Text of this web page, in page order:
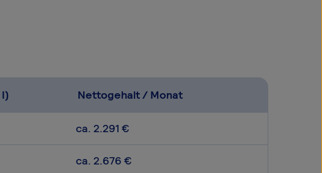
Nettogehalt / Monat
ca. 2.291 €
ca. 2.676 €